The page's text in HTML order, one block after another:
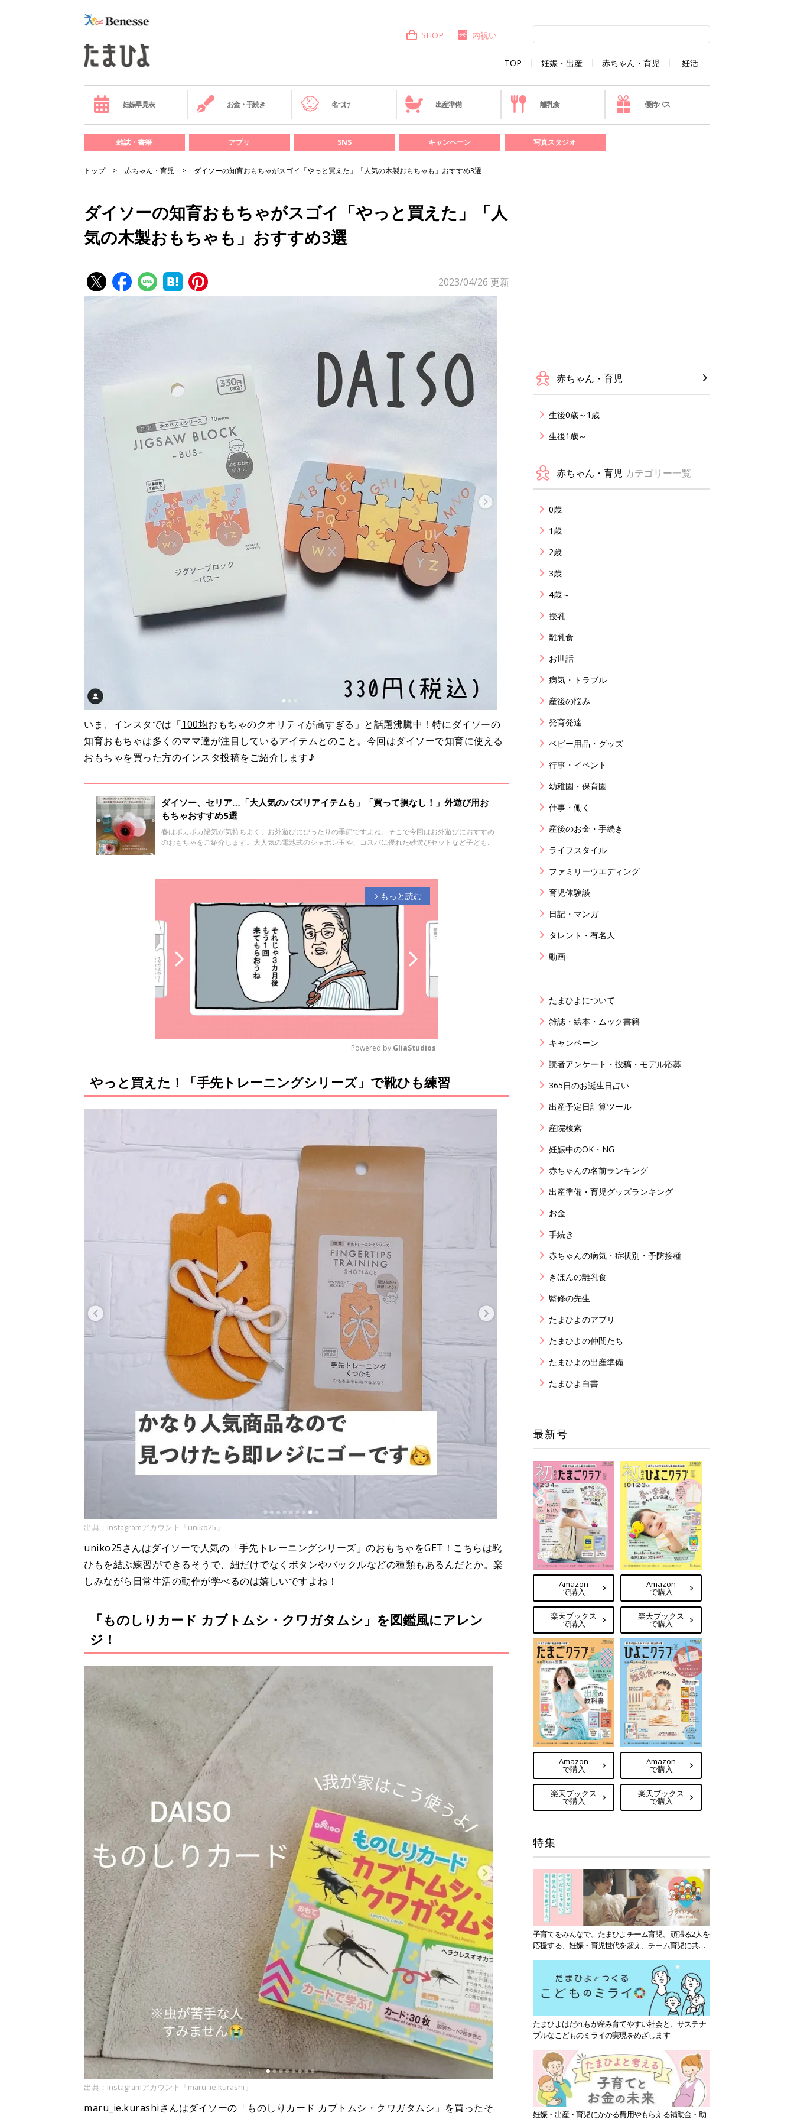
TOP 妊娠・出産 赤ちゃん・育児 妊活
SHOP 内祝い
妊娠早見表 お金・手続き 名づけ 出産準備 離乳食 優待パス
雑誌・書籍 アプリ SNS キャンペーン 写真スタジオ
トップ 赤ちゃん・育児 ダイソーの知育おもちゃがスゴイ「やっと買えた」「人気の木製おもちゃも」おすすめ3選
ダイソーの知育おもちゃがスゴイ「やっと買えた」「人
気の木製おもちゃも」おすすめ3選
2023/04/26 更新
いま、インスタでは「100均おもちゃのクオリティが高すぎる」と話題沸騰中！特にダイソーの
知育おもちゃは多くのママ達が注目しているアイテムとのこと。今回はダイソーで知育に使える
おもちゃを買った方のインスタ投稿をご紹介します♪
ダイソー、セリア…「大人気のバズリアイテムも」「買って損なし！」外遊び用お
もちゃおすすめ5選
春はポカポカ陽気が気持ちよく、お外遊びにぴったりの季節ですよね。そこで今回はお外遊びにおすすめ
のおもちゃをご紹介します。大人気の電池式のシャボン玉や、コスパに優れた砂遊びセットなど子どもが
arrow_forward_ios もっと読む
M
u
Powered by GliaStudios
やっと買えた！「手先トレーニングシリーズ」で靴ひも練習
出典：Instagramアカウント「uniko25」
uniko25さんはダイソーで人気の「手先トレーニングシリーズ」のおもちゃをGET！こちらは靴
ひもを結ぶ練習ができるそうで、紐だけでなくボタンやバックルなどの種類もあるんだとか。楽
しみながら日常生活の動作が学べるのは嬉しいですよね！
「ものしりカード カブトムシ・クワガタムシ」を図鑑風にアレン
ジ！
出典：Instagramアカウント「maru_ie.kurashi」
maru_ie.kurashiさんはダイソーの「ものしりカード カブトムシ・クワガタムシ」を買ったそ
赤ちゃん・育児
生後0歳～1歳
生後1歳～
赤ちゃん・育児 カテゴリー一覧
0歳
1歳
2歳
3歳
4歳～
授乳
離乳食
お世話
病気・トラブル
産後の悩み
発育発達
ベビー用品・グッズ
行事・イベント
幼稚園・保育園
仕事・働く
産後のお金・手続き
ライフスタイル
ファミリーウエディング
育児体験談
日記・マンガ
タレント・有名人
動画
たまひよについて
雑誌・絵本・ムック書籍
キャンペーン
読者アンケート・投稿・モデル応募
365日のお誕生日占い
出産予定日計算ツール
産院検索
妊娠中のOK・NG
赤ちゃんの名前ランキング
出産準備・育児グッズランキング
お金
手続き
赤ちゃんの病気・症状別・予防接種
きほんの離乳食
監修の先生
たまひよのアプリ
たまひよの仲間たち
たまひよの出産準備
たまひよ白書
最新号
Amazon
で購入
楽天ブックス
で購入
Amazon
で購入
楽天ブックス
で購入
Amazon
で購入
楽天ブックス
で購入
Amazon
で購入
楽天ブックス
で購入
特集
子育てをみんなで。たまひよチーム育児。頑張る2人を
応援する、妊娠・育児世代を超え、チーム育児に共感
たまひよはだれもが産み育てやすい社会と、サステナ
ブルなこどものミライの実現をめざします
妊娠・出産・育児にかかる費用やもらえる補助金・助